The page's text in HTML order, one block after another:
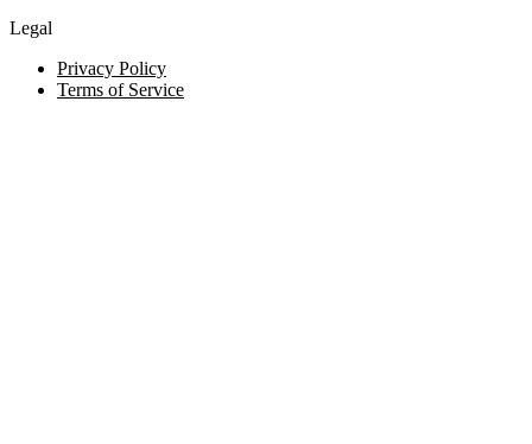
Legal
Privacy Policy
Terms of Service